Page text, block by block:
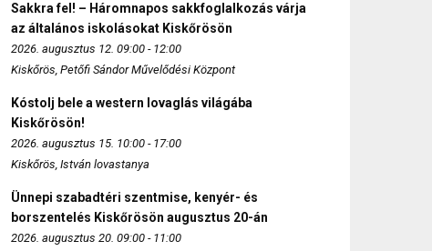
Sakkra fel! – Háromnapos sakkfoglalkozás várja
az általános iskolásokat Kiskőrösön
2026. augusztus 12. 09:00 - 12:00
Kiskőrös, Petőfi Sándor Művelődési Központ
Kóstolj bele a western lovaglás világába
Kiskőrösön!
2026. augusztus 15. 10:00 - 17:00
Kiskőrös, István lovastanya
Ünnepi szabadtéri szentmise, kenyér- és
borszentelés Kiskőrösön augusztus 20-án
2026. augusztus 20. 09:00 - 11:00